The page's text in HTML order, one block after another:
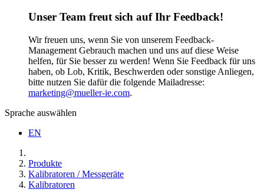
Unser Team freut sich auf Ihr Feedback!
Wir freuen uns, wenn Sie von unserem Feedback-
Management Gebrauch machen und uns auf diese Weise
helfen, für Sie besser zu werden! Wenn Sie Feedback für uns
haben, ob Lob, Kritik, Beschwerden oder sonstige Anliegen,
bitte nutzen Sie dafür die folgende Mailadresse:
marketing@mueller-ie.com.
Sprache auswählen
EN
Produkte
Kalibratoren / Messgeräte
Kalibratoren